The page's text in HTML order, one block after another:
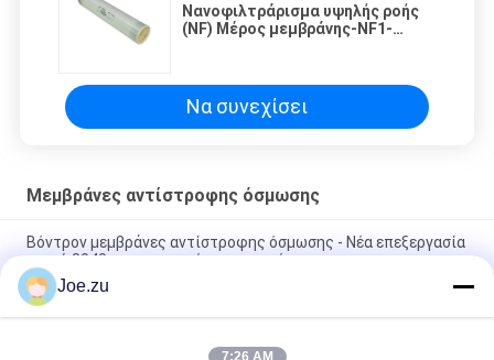
Νανοφιλτράρισμα υψηλής ροής
(NF) Μέρος μεμβράνης-NF1-
Να συνεχίσει
Μεμβράνες αντίστροφης όσμωσης
Βόντρον μεμβράνες αντίστροφης όσμωσης - Νέα επεξεργασία
νερού 8040 για γεωργικές εφαρμογές
Στοιχεία αντίστροφης όσμωσης οικιακής χρήσης (RO) για
μακροχρόνια σταθερότητα σε οικιακούς καθαριστές νερού
Joe.zu
7:26 AM